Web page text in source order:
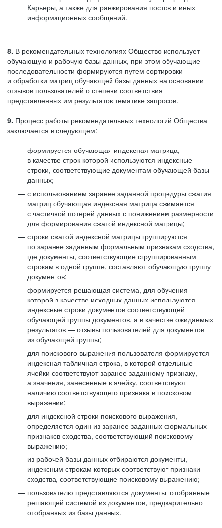
Карьеры, а также для ранжирования постов и иных
информационных сообщений.
8. В рекомендательных технологиях Общество использует
обучающую и рабочую базы данных, при этом обучающие
последовательности формируются путем сортировки
и обработки матриц обучающей базы данных на основании
отзывов пользователей о степени соответствия
представленных им результатов тематике запросов.
9. Процесс работы рекомендательных технологий Общества
заключается в следующем:
формируется обучающая индексная матрица,
в качестве строк которой используются индексные
строки, соответствующие документам обучающей базы
данных;
с использованием заранее заданной процедуры сжатия
матриц обучающая индексная матрица сжимается
с частичной потерей данных с понижением размерности
для формирования сжатой индексной матрицы;
строки сжатой индексной матрицы группируются
по заранее заданным формальным признакам сходства,
где документы, соответствующие сгруппированным
строкам в одной группе, составляют обучающую группу
документов;
формируется решающая система, для обучения
которой в качестве исходных данных используются
индексные строки документов соответствующей
обучающей группы документов, а в качестве ожидаемых
результатов — отзывы пользователей для документов
из обучающей группы;
для поискового выражения пользователя формируется
индексная табличная строка, в которой отдельные
ячейки соответствуют заранее заданному признаку,
а значения, занесенные в ячейку, соответствуют
наличию соответствующего признака в поисковом
выражении;
для индексной строки поискового выражения,
определяется один из заранее заданных формальных
признаков сходства, соответствующий поисковому
выражению;
из рабочей базы данных отбираются документы,
индексным строкам которых соответствуют признаки
сходства, соответствующие поисковому выражению;
пользователю представляются документы, отобранные
решающей системой из документов, предварительно
отобранных из базы данных.